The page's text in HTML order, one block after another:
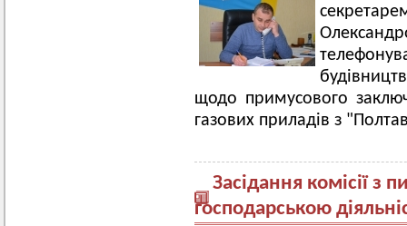
щодо примусового
газових приладів з
Засідання комісії з
господарською